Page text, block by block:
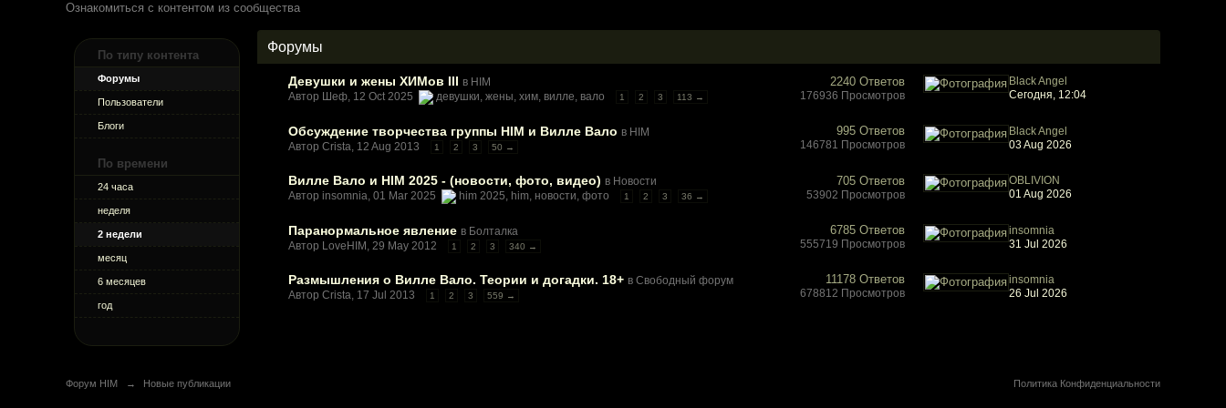
Ознакомиться с контентом из сообщества
По типу контента
Форумы
Пользователи
Блоги
По времени
24 часа
неделя
2 недели
месяц
6 месяцев
год
Форумы
Девушки и жены ХИМов III в HIM
Автор Шеф, 12 Oct 2025
девушки, жены, хим, вилле, вало 1 2 3 113 →
2240 Ответов
176936 Просмотров
Black Angel
Сегодня, 12:04
Обсуждение творчества группы HIM и Вилле Вало в HIM
Автор Crista, 12 Aug 2013
1 2 3 50 →
995 Ответов
146781 Просмотров
Black Angel
03 Aug 2026
Вилле Вало и HIM 2025 - (новости, фото, видео) в Новости
Автор insomnia, 01 Mar 2025
him 2025, him, новости, фото 1 2 3 36 →
705 Ответов
53902 Просмотров
OBLIVION
01 Aug 2026
Паранормальное явление в Болталка
Автор LoveHIM, 29 May 2012
1 2 3 340 →
6785 Ответов
555719 Просмотров
insomnia
31 Jul 2026
Размышления о Вилле Вало. Теории и догадки. 18+ в Свободный форум
Автор Crista, 17 Jul 2013
1 2 3 559 →
11178 Ответов
678812 Просмотров
insomnia
26 Jul 2026
Форум HIM → Новые публикации Политика Конфиденциальности